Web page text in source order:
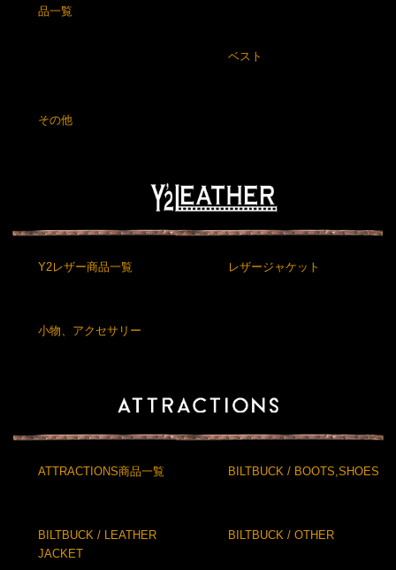
品一覧
ベスト
その他
Y2レザー商品一覧 レザージャケット
小物、アクセサリー
ATTRACTIONS商品一覧 BILTBUCK / BOOTS,SHOES
BILTBUCK / LEATHER
JACKET
BILTBUCK / OTHER